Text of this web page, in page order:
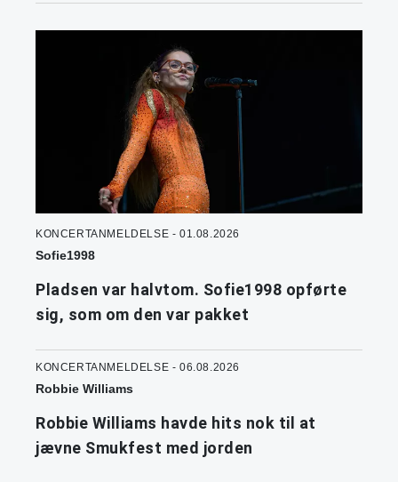
KONCERTANMELDELSE - 01.08.2026
Sofie1998
Pladsen var halvtom. Sofie1998 opførte
sig, som om den var pakket
KONCERTANMELDELSE - 06.08.2026
Robbie Williams
Robbie Williams havde hits nok til at
jævne Smukfest med jorden